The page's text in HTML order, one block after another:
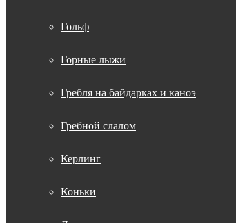
Гольф
Горные лыжи
Гребля на байдарках и каноэ
Гребной слалом
Керлинг
Коньки